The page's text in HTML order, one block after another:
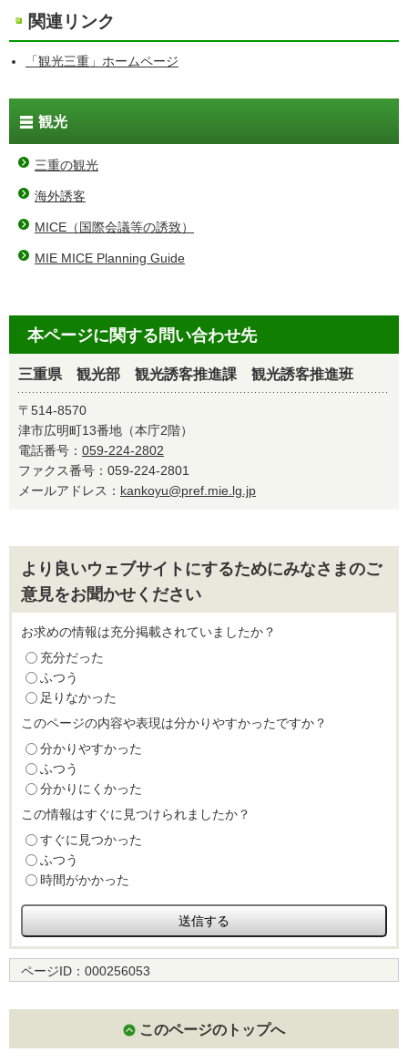
関連リンク
「観光三重」ホームページ
観光
三重の観光
海外誘客
MICE（国際会議等の誘致）
MIE MICE Planning Guide
本ページに関する問い合わせ先
三重県 観光部 観光誘客推進課 観光誘客推進班
〒514-8570
津市広明町13番地（本庁2階）
電話番号： 059-224-2802
ファクス番号：059-224-2801
メールアドレス： kankoyu@pref.mie.lg.jp
より良いウェブサイトにするためにみなさまのご
意見をお聞かせください
お求めの情報は充分掲載されていましたか？
充分だった
ふつう
足りなかった
このページの内容や表現は分かりやすかったですか？
分かりやすかった
ふつう
分かりにくかった
この情報はすぐに見つけられましたか？
すぐに見つかった
ふつう
時間がかかった
ページID： 000256053
このページのトップへ